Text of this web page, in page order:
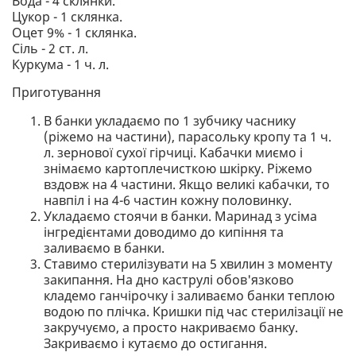
Цукор - 1 склянка.
Оцет 9% - 1 склянка.
Сіль - 2 ст. л.
Куркума - 1 ч. л.
Приготування
В банки укладаємо по 1 зубчику часнику
(ріжемо на частини), парасольку кропу та 1 ч.
л. зернової сухої гірчиці. Кабачки миємо і
знімаємо картоплечисткою шкірку. Ріжемо
вздовж на 4 частини. Якщо великі кабачки, то
навпіл і на 4-6 частин кожну половинку.
Укладаємо стоячи в банки. Маринад з усіма
інгредієнтами доводимо до кипіння та
заливаємо в банки.
Ставимо стерилізувати на 5 хвилин з моменту
закипання. На дно каструлі обов'язково
кладемо ганчірочку і заливаємо банки теплою
водою по плічка. Кришки під час стерилізації не
закручуємо, а просто накриваємо банку.
Закриваємо і кутаємо до остигання.